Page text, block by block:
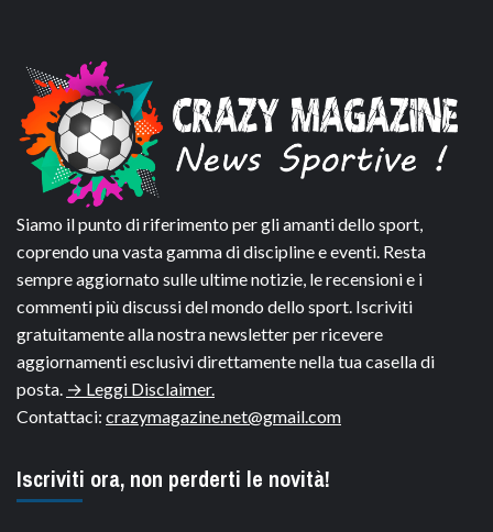
Siamo il punto di riferimento per gli amanti dello sport,
coprendo una vasta gamma di discipline e eventi. Resta
sempre aggiornato sulle ultime notizie, le recensioni e i
commenti più discussi del mondo dello sport. Iscriviti
gratuitamente alla nostra newsletter per ricevere
aggiornamenti esclusivi direttamente nella tua casella di
posta. → Leggi Disclaimer.
Contattaci: crazymagazine.net@gmail.com
Iscriviti ora, non perderti le novità!